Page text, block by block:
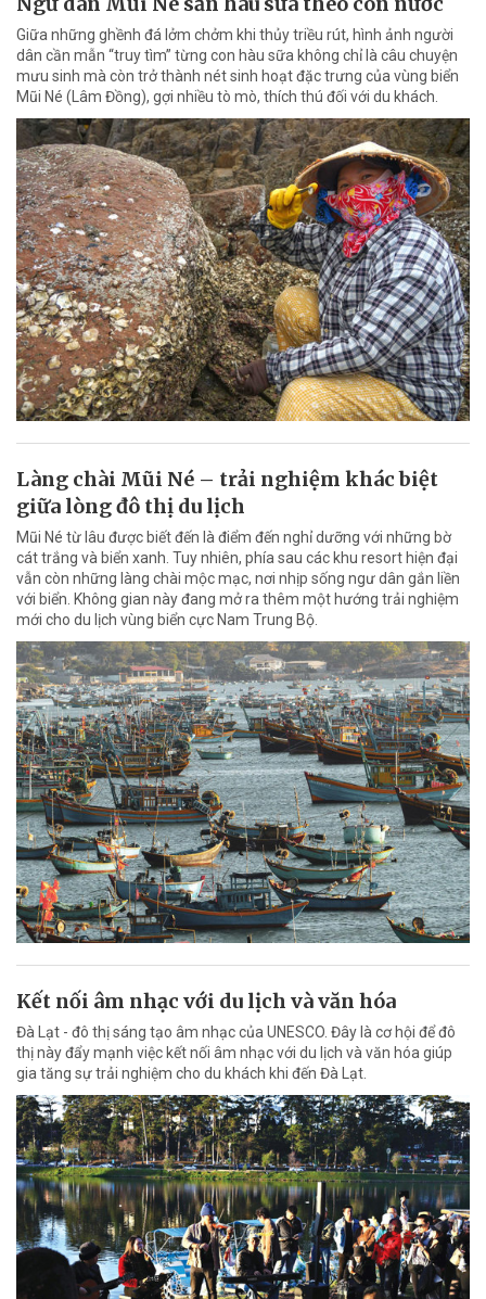
Giữa những ghềnh đá lởm chởm khi thủy triều rút, hình ảnh người
dân cần mẫn “truy tìm” từng con hàu sữa không chỉ là câu chuyện
mưu sinh mà còn trở thành nét sinh hoạt đặc trưng của vùng biển
Mũi Né (Lâm Đồng), gợi nhiều tò mò, thích thú đối với du khách.
Làng chài Mũi Né – trải nghiệm khác biệt
giữa lòng đô thị du lịch
Mũi Né từ lâu được biết đến là điểm đến nghỉ dưỡng với những bờ
cát trắng và biển xanh. Tuy nhiên, phía sau các khu resort hiện đại
vẫn còn những làng chài mộc mạc, nơi nhịp sống ngư dân gắn liền
với biển. Không gian này đang mở ra thêm một hướng trải nghiệm
mới cho du lịch vùng biển cực Nam Trung Bộ.
Kết nối âm nhạc với du lịch và văn hóa
Đà Lạt - đô thị sáng tạo âm nhạc của UNESCO. Đây là cơ hội để đô
thị này đẩy mạnh việc kết nối âm nhạc với du lịch và văn hóa giúp
gia tăng sự trải nghiệm cho du khách khi đến Đà Lạt.